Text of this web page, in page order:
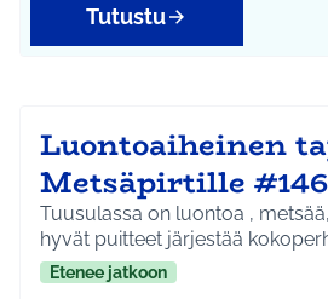
Tutustu
Luontoaiheinen
Metsäpirtille
Tuusulassa on luontoa , metsää,
hyvät puitteet järjestää
Etenee jatkoon